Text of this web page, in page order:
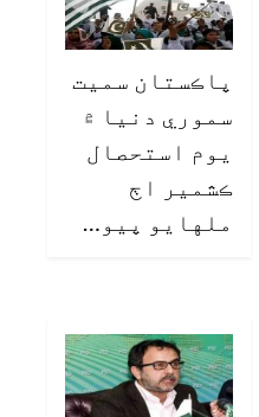
پاڪستان سميت
سموري دنيا ۾
يوم استحصال
ڪشمير اڄ
ملهايو پيو…